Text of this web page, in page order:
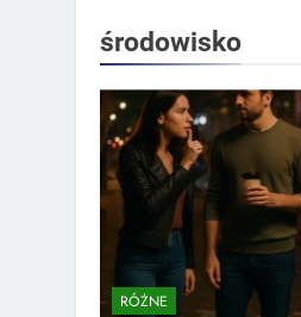
środowisko
RÓŻNE